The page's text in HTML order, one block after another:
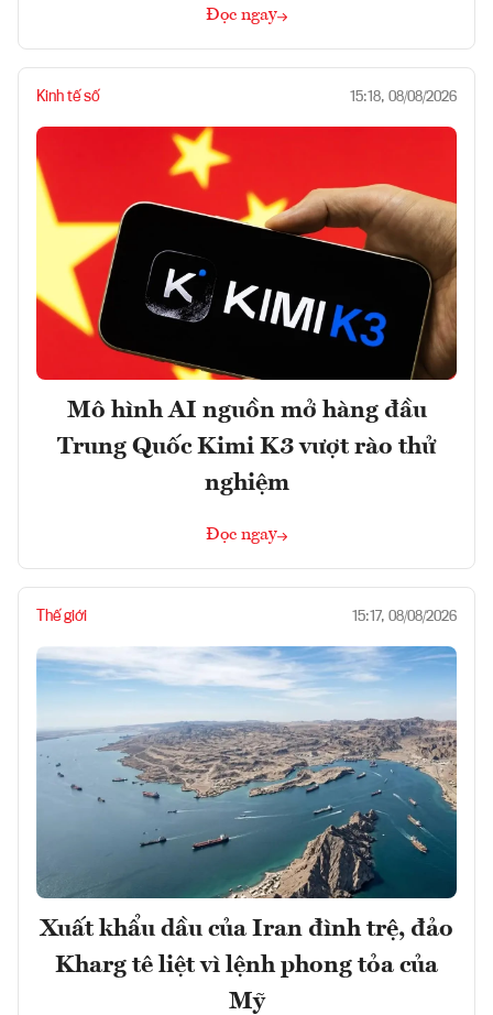
Đọc ngay
Kinh tế số 15:18, 08/08/2026
Mô hình AI nguồn mở hàng đầu
Trung Quốc Kimi K3 vượt rào thử
nghiệm
Đọc ngay
Thế giới 15:17, 08/08/2026
Xuất khẩu dầu của Iran đình trệ, đảo
Kharg tê liệt vì lệnh phong tỏa của
Mỹ